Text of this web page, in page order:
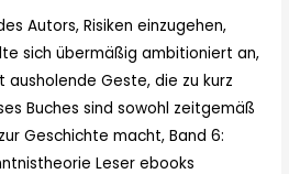
Autors, Risiken einzugehen,
sich übermäßig ambitioniert an,
Geste, die zu kurz
Buches sind sowohl zeitgemäß
Geschichte macht, Band 6:
Leser ebooks